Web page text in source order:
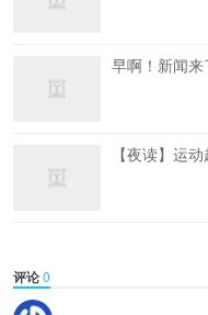
早啊！新闻来
【夜读】运
评论0